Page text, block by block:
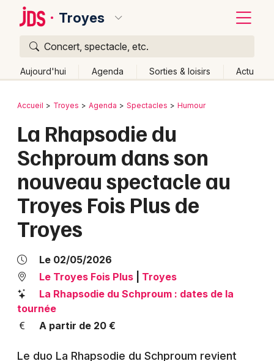
Troyes
Concert, spectacle, etc.
Aujourd'hui Agenda Sorties & loisirs Actu
Publier un événement
Grands événements
Activité & Expérience
Manifestations
Spectacles
Concerts
Sports
Bordeaux
Colmar
Lille
Lyon
Marseille
Mulhouse
Montpellier
Nantes
Nice
Paris
Retour
Accueil Troyes Agenda Spectacles Humour
La Rhapsodie du
Schproum dans son
nouveau spectacle au
Troyes Fois Plus de
Troyes
Le 02/05/2026
Le Troyes Fois Plus
Troyes
La Rhapsodie du Schproum : dates de la
tournée
A partir de 20 €
Le duo La Rhapsodie du Schproum revient
Quoi ?
Où ?
Partout
Près de moi Changer de lieu
Quand ?
Effacer les dates
Aujourd'hui
Demain Ce week-end Autre